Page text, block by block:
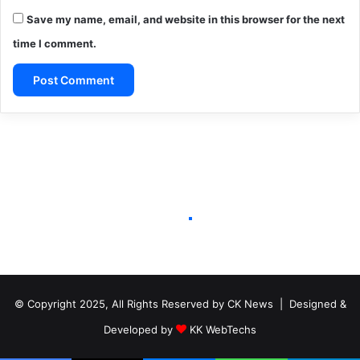
Save my name, email, and website in this browser for the next
time I comment.
t
i© Copyright 2025, All Rights Reserved by CK News | Designed &
Developed by
KK WebTechs